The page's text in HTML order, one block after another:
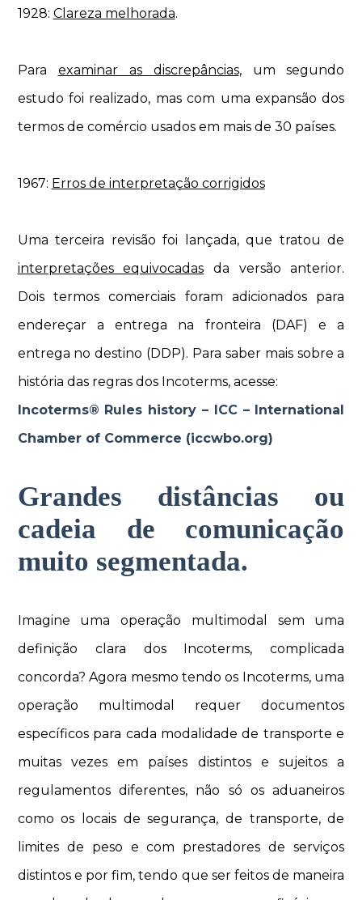
1928: Clareza melhorada.
Para examinar as discrepâncias, um segundo
estudo foi realizado, mas com uma expansão dos
termos de comércio usados em mais de 30 países.
1967: Erros de interpretação corrigidos
Uma terceira revisão foi lançada, que tratou de
interpretações equivocadas da versão anterior.
Dois termos comerciais foram adicionados para
endereçar a entrega na fronteira (DAF) e a
entrega no destino (DDP). Para saber mais sobre a
história das regras dos Incoterms, acesse:
Incoterms® Rules history – ICC – International
Chamber of Commerce (iccwbo.org)
Grandes distâncias ou
cadeia de comunicação
muito segmentada.
Imagine uma operação multimodal sem uma
definição clara dos Incoterms, complicada
concorda? Agora mesmo tendo os Incoterms, uma
operação multimodal requer documentos
específicos para cada modalidade de transporte e
muitas vezes em países distintos e sujeitos a
regulamentos diferentes, não só os aduaneiros
como os locais de segurança, de transporte, de
limites de peso e com prestadores de serviços
distintos e por fim, tendo que ser feitos de maneira